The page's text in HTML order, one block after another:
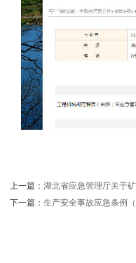
上一篇： 湖北省应急管理厅关于
下一篇： 生产安全事故应急条例